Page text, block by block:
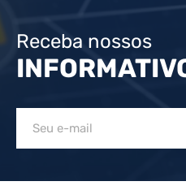
Receba nossos